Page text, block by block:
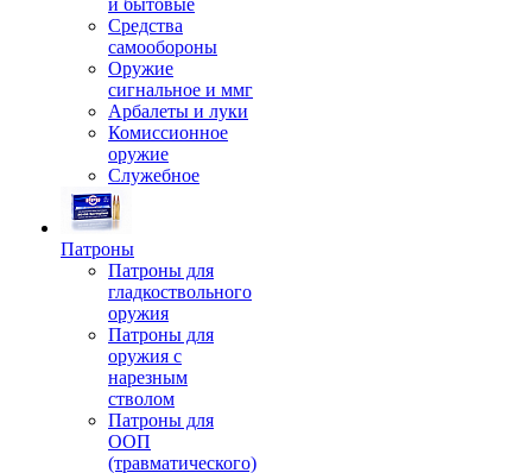
и бытовые
Средства
самообороны
Оружие
сигнальное и ммг
Арбалеты и луки
Комиссионное
оружие
Служебное
Патроны
Патроны для
гладкоствольного
оружия
Патроны для
оружия с
нарезным
стволом
Патроны для
ООП
(травматического)